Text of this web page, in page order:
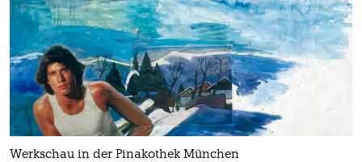
Werkschau in der Pinakothek München